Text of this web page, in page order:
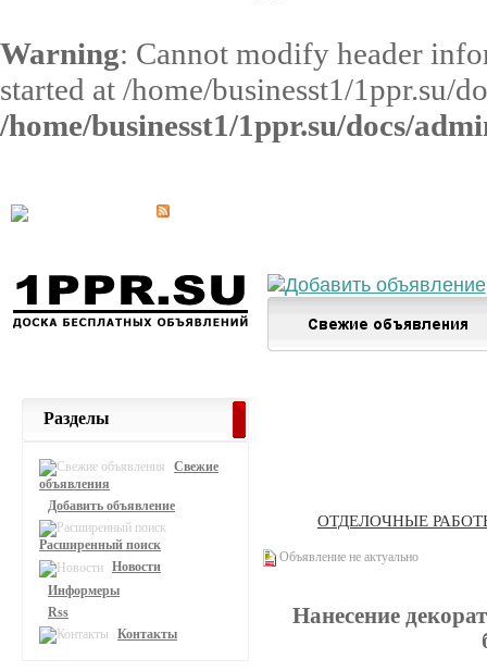
Warning: Cannot modify header
started at /home/businesst1/1ppr.su/
/home/businesst1/1ppr.su/docs/
ОТДЕЛОЧНЫЕ
Объявление не актуально
Нанесение
Разделы
Свежие
объявления
Добавить объявление
Расширенный поиск
Новости
Информеры
Rss
Контакты